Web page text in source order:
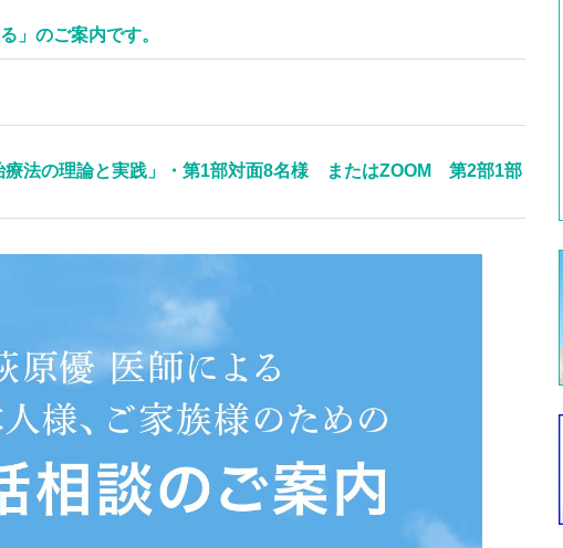
」のご案内です。
療法の理論と実践」・第1部対面8名様 またはZOOM 第2部1部